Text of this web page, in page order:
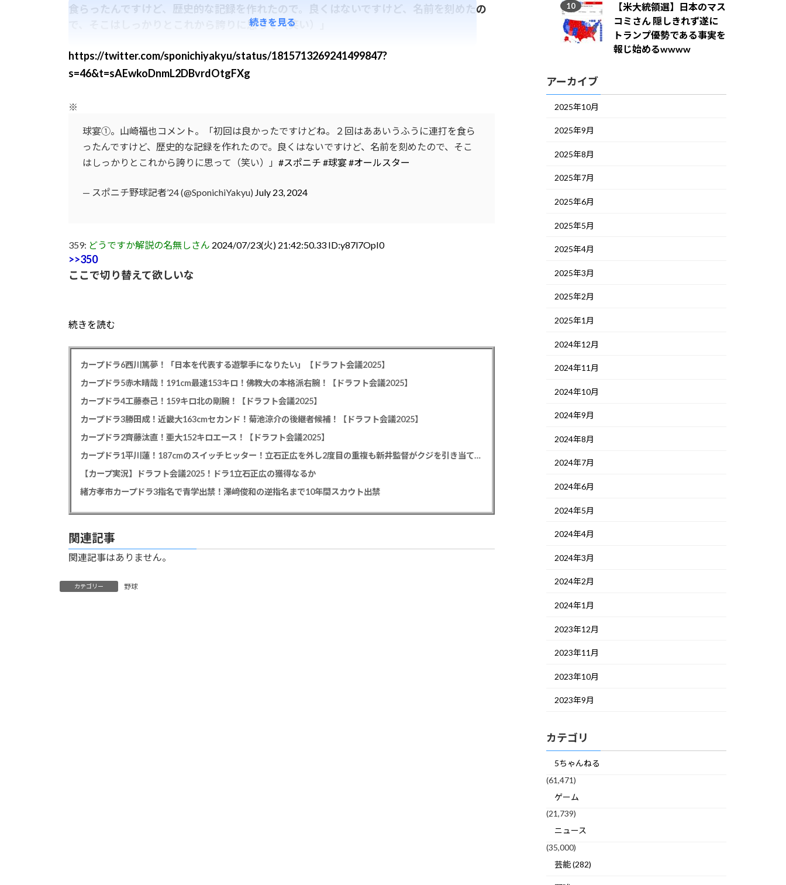
食らったんですけど、歴史的な記録を作れたので。良くはないですけど、名前を刻めたの
で、そこはしっかりとこれから誇りに思って（笑い）」
https://twitter.com/sponichiyakyu/status/1815713269241499847?
s=46&t=sAEwkoDnmL2DBvrdOtgFXg
※
球宴①。山崎福也コメント。「初回は良かったですけどね。２回はああいうふうに連打を食ら
ったんですけど、歴史的な記録を作れたので。良くはないですけど、名前を刻めたので、そこ
はしっかりとこれから誇りに思って（笑い）」 #スポニチ #球宴 #オールスター
— スポニチ野球記者’24 (@SponichiYakyu) July 23, 2024
359: どうですか解説の名無しさん 2024/07/23(火) 21:42:50.33 ID:y87l7OpI0
>>350
ここで切り替えて欲しいな
続きを読む
続きを見る
カープドラ6西川篤夢！「日本を代表する遊撃手になりたい」【ドラフト会議2025】
カープドラ5赤木晴哉！191cm最速153キロ！佛教大の本格派右腕！【ドラフト会議2025】
カープドラ4工藤泰己！159キロ北の剛腕！【ドラフト会議2025】
カープドラ3勝田成！近畿大163cmセカンド！菊池涼介の後継者候補！【ドラフト会議2025】
カープドラ2齊藤汰直！亜大152キロエース！【ドラフト会議2025】
カープドラ1平川蓮！187cmのスイッチヒッター！立石正広を外し2度目の重複も新井監督がクジを引き当てる！【ドラフト会議2025】
【カープ実況】ドラフト会議2025！ドラ1立石正広の獲得なるか
緒方孝市カープドラ3指名で青学出禁！澤﨑俊和の逆指名まで10年間スカウト出禁
関連記事
関連記事はありません。
カテゴリー 野球
【米大統領選】日本のマス
コミさん 隠しきれず遂に
トランプ優勢である事実を
報じ始めるwwww
アーカイブ
2025年10月
2025年9月
2025年8月
2025年7月
2025年6月
2025年5月
2025年4月
2025年3月
2025年2月
2025年1月
2024年12月
2024年11月
2024年10月
2024年9月
2024年8月
2024年7月
2024年6月
2024年5月
2024年4月
2024年3月
2024年2月
2024年1月
2023年12月
2023年11月
2023年10月
2023年9月
カテゴリ
5ちゃんねる
(61,471)
ゲーム
(21,739)
ニュース
(35,000)
芸能 (282)